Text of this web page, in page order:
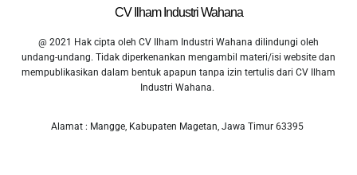
CV Ilham Industri Wahana
@ 2021 Hak cipta oleh CV Ilham Industri Wahana dilindungi oleh
undang-undang. Tidak diperkenankan mengambil materi/isi website dan
mempublikasikan dalam bentuk apapun tanpa izin tertulis dari CV Ilham
Industri Wahana.
Alamat : Mangge, Kabupaten Magetan, Jawa Timur 63395